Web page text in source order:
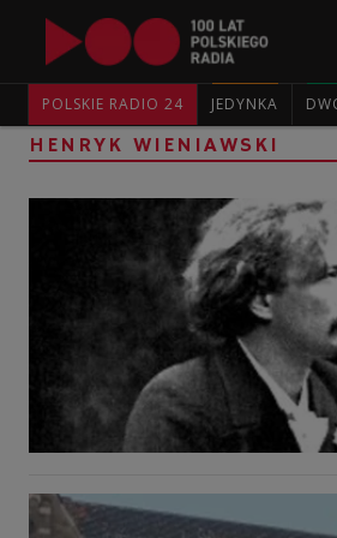
POLSKIE RADIO 24 JEDYNKA
HENRYK WIENIAWSKI